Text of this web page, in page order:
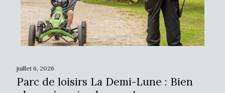
juillet 6, 2026
Parc de loisirs La Demi-Lune : Bien